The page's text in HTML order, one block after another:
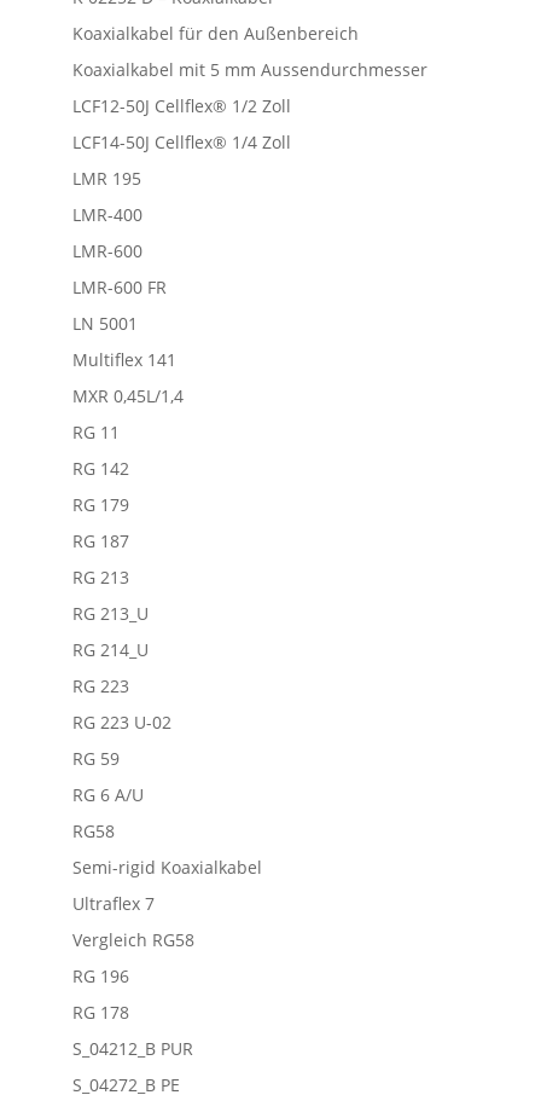
Koaxialkabel für den Außenbereich
Koaxialkabel mit 5 mm Aussendurchmesser
LCF12-50J Cellflex® 1/2 Zoll
LCF14-50J Cellflex® 1/4 Zoll
LMR 195
LMR-400
LMR-600
LMR-600 FR
LN 5001
Multiflex 141
MXR 0,45L/1,4
RG 11
RG 142
RG 179
RG 187
RG 213
RG 213_U
RG 214_U
RG 223
RG 223 U-02
RG 59
RG 6 A/U
RG58
Semi-rigid Koaxialkabel
Ultraflex 7
Vergleich RG58
RG 196
RG 178
S_04212_B PUR
S_04272_B PE